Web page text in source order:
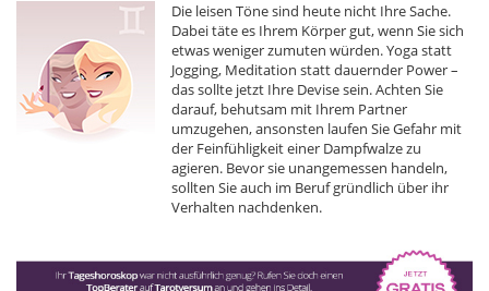
Die leisen Töne sind heute nicht Ihre Sache.
Dabei täte es Ihrem Körper gut, wenn Sie sich
etwas weniger zumuten würden. Yoga statt
Jogging, Meditation statt dauernder Power –
das sollte jetzt Ihre Devise sein. Achten Sie
darauf, behutsam mit Ihrem Partner
umzugehen, ansonsten laufen Sie Gefahr mit
der Feinfühligkeit einer Dampfwalze zu
agieren. Bevor sie unangemessen handeln,
sollten Sie auch im Beruf gründlich über ihr
Verhalten nachdenken.